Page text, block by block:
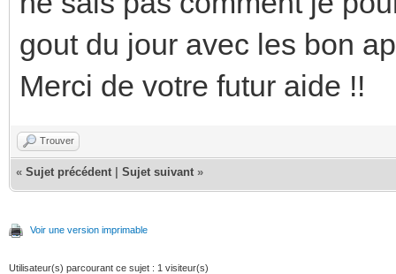
gout du jour avec les bon
Merci de votre futur aide !!
Trouver
« Sujet précédent Sujet suivant »
Voir une version imprimable
Utilisateur(s) parcourant ce sujet : 1 visiteur(s)